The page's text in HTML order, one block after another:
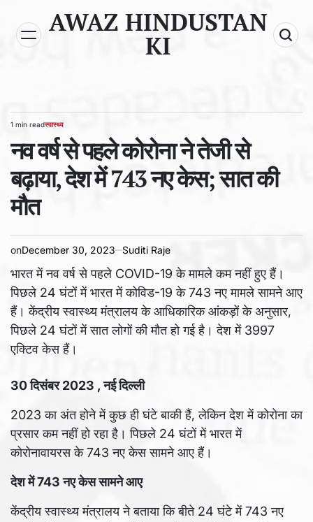
content
AWAZ HINDUSTAN
KI
Estimated
time
1 min readPOSTED
स्वास्थ्य
नव वर्ष से पहले कोरोना ने तेजी से
बढ़ाया, देश में 743 नए केस; सात की
मौत
onDecember 30, 2023 Suditi Raje
भारत में नव वर्ष से पहले COVID-19 के मामले कम नहीं हुए हैं।
पिछले 24 घंटों में भारत में कोविड-19 के 743 नए मामले सामने आए
हैं। केंद्रीय स्वास्थ्य मंत्रालय के आधिकारिक आंकड़ों के अनुसार,
पिछले 24 घंटों में सात लोगों की मौत हो गई है। देश में 3997
एक्टिव केस हैं।
30 दिसंबर 2023 , नई दिल्ली
2023 का अंत होने में कुछ ही घंटे बाकी हैं, लेकिन देश में कोरोना का
प्रसार कम नहीं हो रहा है। पिछले 24 घंटों में भारत में
कोरोनावायरस के 743 नए केस सामने आए हैं।
देश में743नए केस सामने आए
केंद्रीय स्वास्थ्य मंत्रालय ने बताया कि बीते 24 घंटे में 743 नए